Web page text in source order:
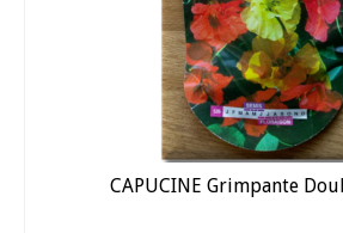
Outillage
Pots de fleur
Soin des plantes
CAPUCINE Grimpante